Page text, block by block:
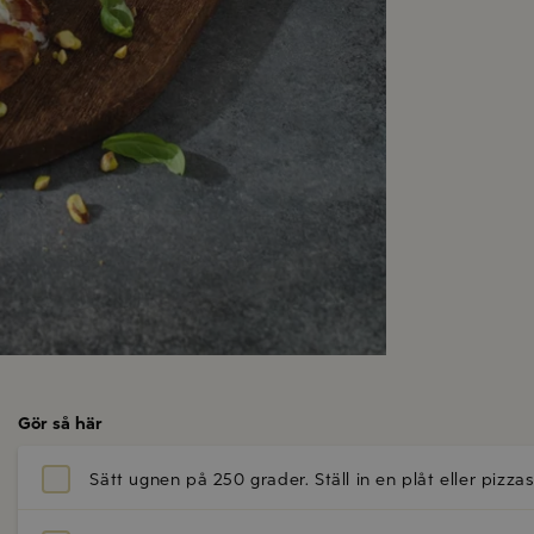
Gör så här
Sätt ugnen på 250 grader. Ställ in en plåt eller